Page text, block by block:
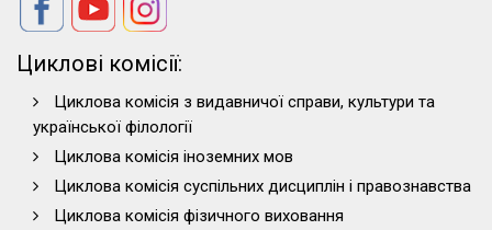
Циклові комісії:
Циклова комісія з видавничої справи, культури та
української філології
Циклова комісія іноземних мов
Циклова комісія суспільних дисциплін і правознавства
Циклова комісія фізичного виховання